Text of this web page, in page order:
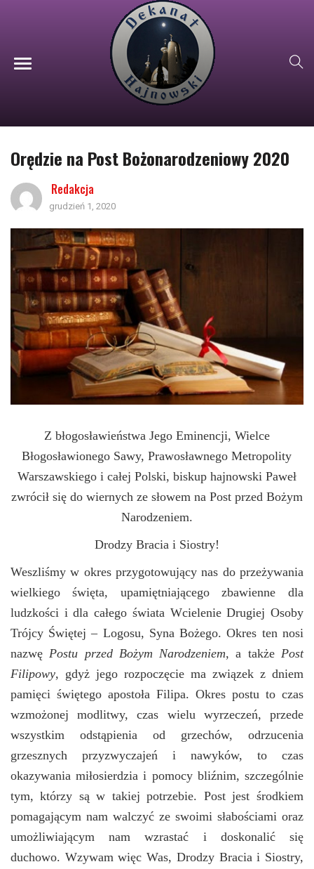
Orędzie na Post Bożonarodzeniowy 2020
Redakcja
grudzień 1, 2020
Z błogosławieństwa Jego Eminencji, Wielce
Błogosławionego Sawy, Prawosławnego Metropolity
Warszawskiego i całej Polski, biskup hajnowski Paweł
zwrócił się do wiernych ze słowem na Post przed Bożym
Narodzeniem.
Drodzy Bracia i Siostry!
Weszliśmy w okres przygotowujący nas do przeżywania
wielkiego święta, upamiętniającego zbawienne dla
ludzkości i dla całego świata Wcielenie Drugiej Osoby
Trójcy Świętej – Logosu, Syna Bożego. Okres ten nosi
nazwę Postu przed Bożym Narodzeniem, a takżePost
Filipowy, gdyż jego rozpoczęcie ma związek z dniem
pamięci świętego apostoła Filipa. Okres postu to czas
wzmożonej modlitwy, czas wielu wyrzeczeń, przede
wszystkim odstąpienia od grzechów, odrzucenia
grzesznych przyzwyczajeń i nawyków, to czas
okazywania miłosierdzia i pomocy bliźnim, szczególnie
tym, którzy są w takiej potrzebie. Post jest środkiem
pomagającym nam walczyć ze swoimi słabościami oraz
umożliwiającym nam wzrastać i doskonalić się
duchowo. Wzywam więc Was, Drodzy Bracia i Siostry,